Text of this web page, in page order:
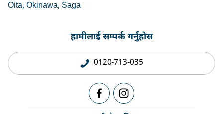
Oita Okinawa Saga
हामीलाई सम्पर्क गर्नुहोस
0120-713-035